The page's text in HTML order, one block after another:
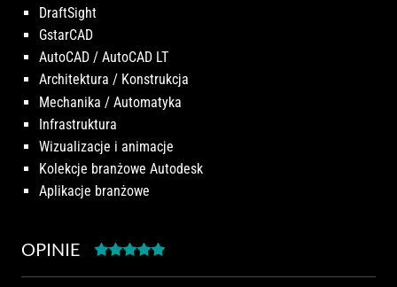
DraftSight
GstarCAD
AutoCAD / AutoCAD LT
Architektura / Konstrukcja
Mechanika / Automatyka
Infrastruktura
Wizualizacje i animacje
Kolekcje branżowe Autodesk
Aplikacje branżowe
OPINIE